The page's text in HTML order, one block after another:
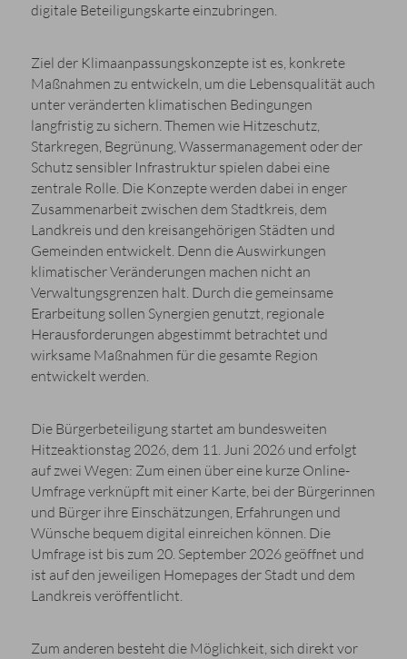
digitale Beteiligungskarte einzubringen.
Ziel der Klimaanpassungskonzepte ist es, konkrete
Maßnahmen zu entwickeln, um die Lebensqualität auch
unter veränderten klimatischen Bedingungen
langfristig zu sichern. Themen wie Hitzeschutz,
Starkregen, Begrünung, Wassermanagement oder der
Schutz sensibler Infrastruktur spielen dabei eine
zentrale Rolle. Die Konzepte werden dabei in enger
Zusammenarbeit zwischen dem Stadtkreis, dem
Landkreis und den kreisangehörigen Städten und
Gemeinden entwickelt. Denn die Auswirkungen
klimatischer Veränderungen machen nicht an
Verwaltungsgrenzen halt. Durch die gemeinsame
Erarbeitung sollen Synergien genutzt, regionale
Herausforderungen abgestimmt betrachtet und
wirksame Maßnahmen für die gesamte Region
entwickelt werden.
Die Bürgerbeteiligung startet am bundesweiten
Hitzeaktionstag 2026, dem 11. Juni 2026 und erfolgt
auf zwei Wegen: Zum einen über eine kurze Online-
Umfrage verknüpft mit einer Karte, bei der Bürgerinnen
und Bürger ihre Einschätzungen, Erfahrungen und
Wünsche bequem digital einreichen können. Die
Umfrage ist bis zum 20. September 2026 geöffnet und
ist auf den jeweiligen Homepages der Stadt und dem
Landkreis veröffentlicht.
Zum anderen besteht die Möglichkeit, sich direkt vor